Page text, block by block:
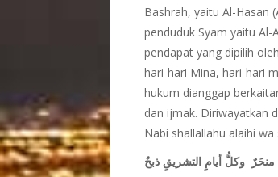
Bashrah, yaitu Al-Hasan
penduduk Syam yaitu Al-
pendapat yang dipilih
hari-hari Mina, hari-hari
hukum dianggap
dan ijmak. Diriwayatkan
Nabi shallallahu alaihi
وكلُّ أيامِ التشريقِ ذبحٌ